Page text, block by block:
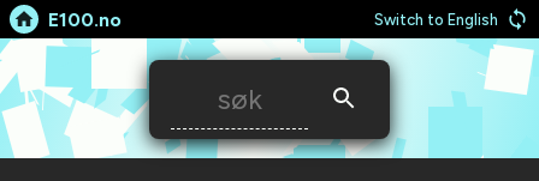
E100.no Switch to English